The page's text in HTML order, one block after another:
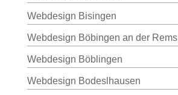
Webdesign Bisingen
Webdesign Böbingen an der Rems
Webdesign Böblingen
Webdesign Bodeslhausen